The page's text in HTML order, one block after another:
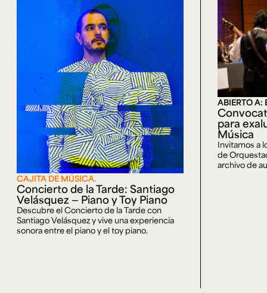
CAJITA DE MÚSICA.
Concierto de la Tarde: Santiago
Velásquez — Piano y Toy Piano
Descubre el Concierto de la Tarde con
Santiago Velásquez y vive una experiencia
sonora entre el piano y el toy piano.
ABIERTO A:
para
Música
Invitamos a
de
archivo de